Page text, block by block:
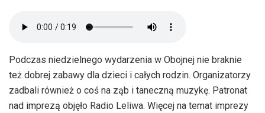
Podczas niedzielnego wydarzenia w Obojnej nie braknie
też dobrej zabawy dla dzieci i całych rodzin. Organizatorzy
zadbali również o coś na ząb i taneczną muzykę. Patronat
nad imprezą objęło Radio Leliwa. Więcej na temat imprezy